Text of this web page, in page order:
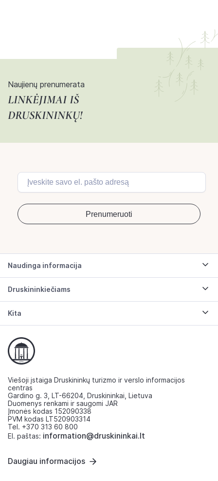
Naujienų prenumerata
LINKĖJIMAI IŠ
DRUSKININKŲ!
Naudinga informacija
Druskininkiečiams
Kita
Viešoji įstaiga Druskininkų turizmo ir verslo informacijos
centras
Gardino g. 3, LT-66204, Druskininkai, Lietuva
Duomenys renkami ir saugomi JAR
Įmonės kodas 152090338
PVM kodas LT520903314
Tel. +370 313 60 800
El. paštas: information@druskininkai.lt
Daugiau informacijos